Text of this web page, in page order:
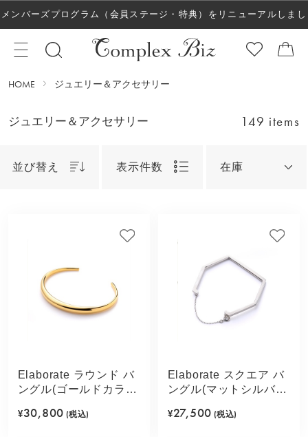
メンバーズプログラム（会員ステージ・特典）をリニューアルしまし
た！
HOME ジュエリー＆アクセサリー
ジュエリー＆アクセサリー 149 items
並び替え 表示件数 在庫
Elaborate ラウンド バ
ングル(ゴールドカラ
¥30,800 (税込)
Elaborate スクエア バ
ングル(マットシルバー
¥27,500 (税込)